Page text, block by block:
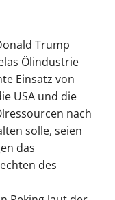
Trump
Ölindustrie
Einsatz von
USA und die
nach
solle, seien
das
des